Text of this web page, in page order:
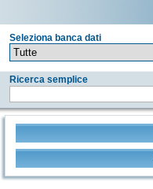
Seleziona banca dati
Ricerca semplice